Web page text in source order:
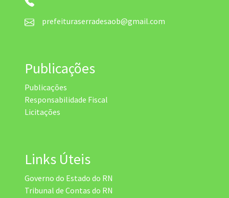
prefeituraserradesaob@gmail.com
Publicações
Publicações
Responsabilidade Fiscal
Licitações
Links Úteis
Governo do Estado do RN
Tribunal de Contas do RN